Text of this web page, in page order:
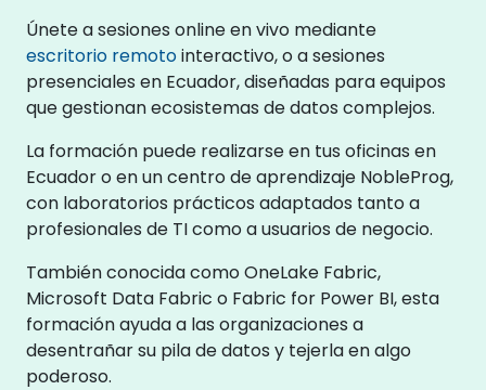
Únete a sesiones online en vivo mediante
escritorio remotointeractivo, o a sesiones
presenciales en Ecuador, diseñadas para equipos
que gestionan ecosistemas de datos complejos.
La formación puede realizarse en tus oficinas en
Ecuador o en un centro de aprendizaje NobleProg,
con laboratorios prácticos adaptados tanto a
profesionales de TI como a usuarios de negocio.
También conocida como OneLake Fabric,
Microsoft Data Fabric o Fabric for Power BI, esta
formación ayuda a las organizaciones a
desentrañar su pila de datos y tejerla en algo
poderoso.